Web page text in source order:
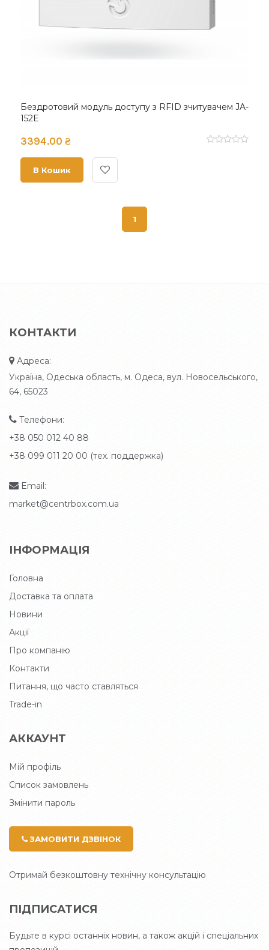
Бездротовий модуль доступу з RFID зчитувачем JA-
152E
3394.00 ₴
В Кошик
1
КОНТАКТИ
Адреса:
Україна, Одеська область, м. Одеса, вул. Новосельського,
64, 65023
Телефони:
+38 050 012 40 88
+38 099 011 20 00 (тех. поддержка)
Email:
market@centrbox.com.ua
ІНФОРМАЦІЯ
Головна
Доставка та оплата
Новини
Акції
Про компанію
Контакти
Питання, що часто ставляться
Trade-in
АККАУНТ
Мій профіль
Список замовлень
Змінити пароль
ЗАМОВИТИ ДЗВІНОК
Отримай безкоштовну технічну консультацію
ПІДПИСАТИСЯ
Будьте в курсі останніх новин, а також акцій і спеціальних